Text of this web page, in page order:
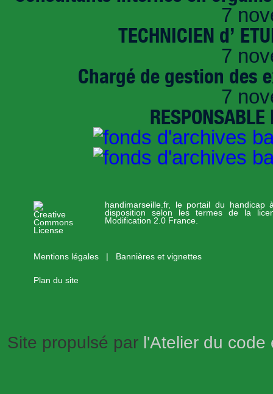
7
TECHNICIEN d’
7
Chargé de gestion des
7
handimarseille.fr, le portail du handicap
disposition selon les termes de la
Modification 2.0 France.
Mentions légales Bannières et vignettes
Plan du site
Site propulsé par l'Atelier du